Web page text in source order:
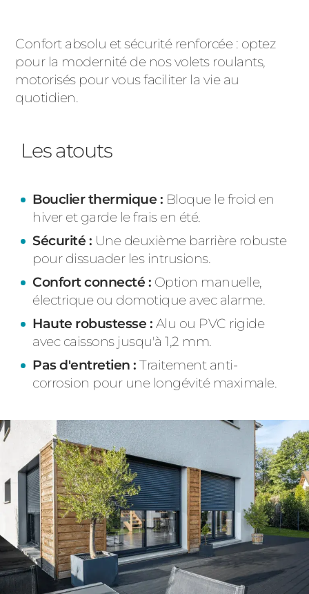
Confort absolu et sécurité renforcée : optez
pour la modernité de nos volets roulants,
motorisés pour vous faciliter la vie au
quotidien.
Les atouts
Bouclier thermique : Bloque le froid en
hiver et garde le frais en été.
Sécurité : Une deuxième barrière robuste
pour dissuader les intrusions.
Confort connecté : Option manuelle,
électrique ou domotique avec alarme.
Haute robustesse : Alu ou PVC rigide
avec caissons jusqu'à 1,2 mm.
Pas d'entretien : Traitement anti-
corrosion pour une longévité maximale.